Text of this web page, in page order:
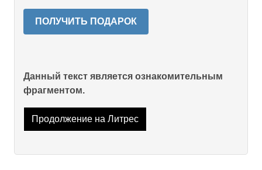
ПОЛУЧИТЬ ПОДАРОК
Данный текст является ознакомительным
фрагментом.
Продолжение на Литрес